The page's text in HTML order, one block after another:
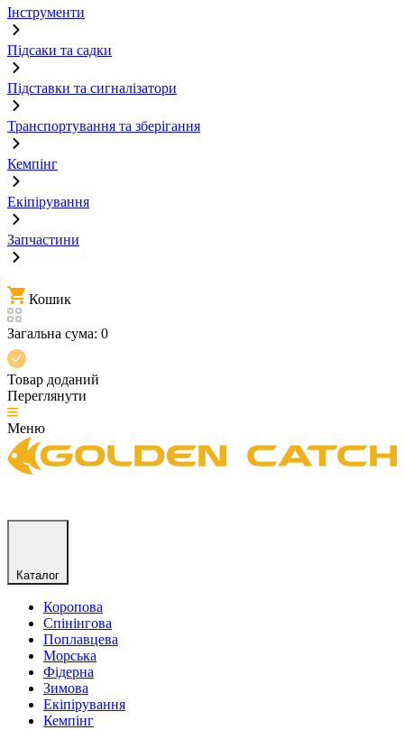
Інструменти
Підсаки та садки
Підставки та сигналізатори
Транспортування та зберігання
Кемпінг
Екіпірування
Запчастини
Кошик
Загальна сума: 0
Товар доданий
Переглянути
Меню
Каталог
Коропова
Спінінгова
Поплавцева
Морська
Фідерна
Зимова
Екіпірування
Кемпінг